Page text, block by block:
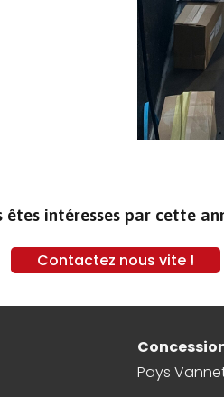
êtes intéresses par cette
Contactez nous vite !
Pays